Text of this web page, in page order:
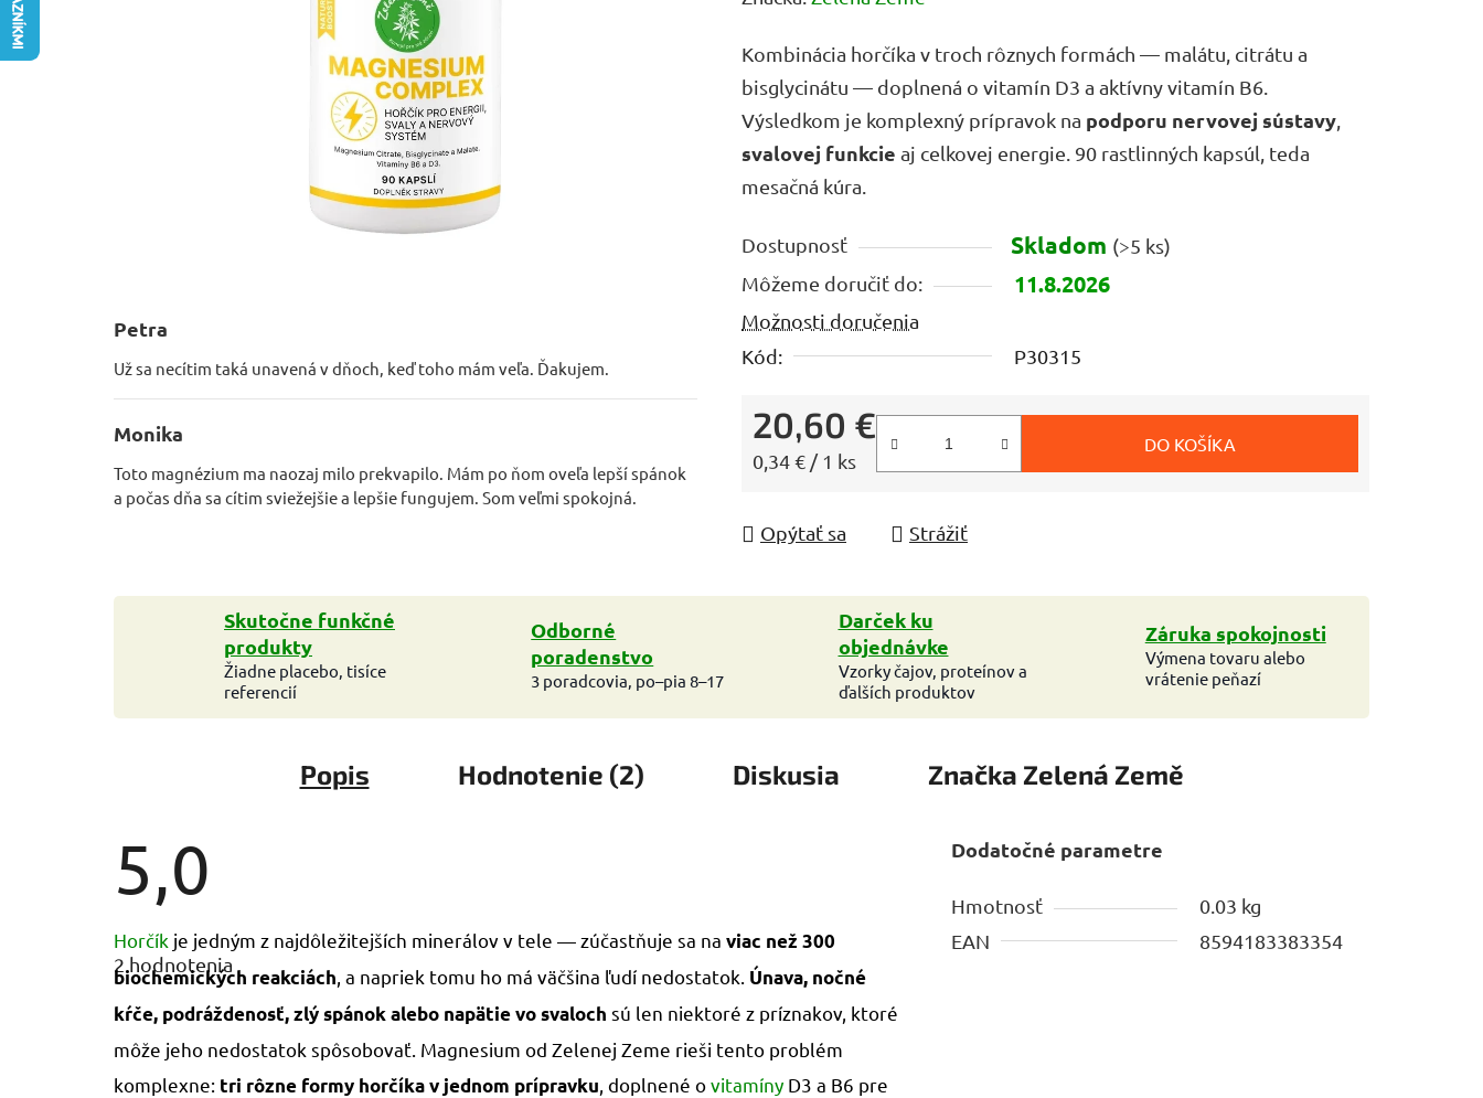
je
5,0
z
5
hviezdičiek.
Kombinácia horčíka v troch rôznych formách — malátu, citrátu a
bisglycinátu — doplnená o vitamín D3 a aktívny vitamín B6.
Výsledkom je komplexný prípravok na podporu nervovej sústavy
svalovej funkcie aj celkovej energie. 90 rastlinných kapsúl, teda
mesačná kúra.
Dostupnosť Skladom (>5 ks)
Môžeme doručiť do:
11.8.2026
Možnosti doručenia
Kód:
P30315
20,60 €
Jednotková cena:
0,34 € / 1 ks
DO KOŠÍKA
Opýtať sa Strážiť
Petra
Už sa necítim taká unavená v dňoch, keď toho mám veľa. Ďakujem.
Monika
Toto magnézium ma naozaj milo prekvapilo. Mám po ňom oveľa lepší spánok
a počas dňa sa cítim sviežejšie a lepšie fungujem. Som veľmi spokojná.
Skutočne funkčné
produkty
Žiadne placebo, tisíce
referencií
Odborné
poradenstvo
3 poradcovia, po–pia 8–17
Darček ku
objednávke
Vzorky čajov, proteínov a
ďalších produktov
Záruka spokojnosti
Výmena tovaru alebo
vrátenie peňazí
Popis Hodnotenie (2) Diskusia Značka Zelená Země
5,0
Priemerné
hodnotenie
produktu
je
5,0
z
5
hviezdičiek.
2 hodnotenia
Horčík je jedným z najdôležitejších minerálov v tele — zúčastňuje sa na viac než 300
biochemických reakciách , a napriek tomu ho má väčšina ľudí nedostatok. Únava, nočné
kŕče, podráždenosť, zlý spánok alebo napätie vo svaloch sú len niektoré z príznakov, ktoré
môže jeho nedostatok spôsobovať. Magnesium od Zelenej Zeme rieši tento problém
komplexne: tri rôzne formy horčíka v jednom prípravku , doplnené ovitamíny D3 a B6 pre
Dodatočné parametre
Hmotnosť
0.03 kg
EAN
8594183383354